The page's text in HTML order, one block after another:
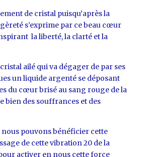
de cristal puisqu’après la
s’exprime par ce beau cœur
la liberté, la clarté et la
ailé qui va dégager de par ses
un liquide argenté se déposant
du cœur brisé au sang rouge de la
bien des souffrances et des
nous pouvons bénéficier cette
de cette vibration 20 de la
activer en nous cette force